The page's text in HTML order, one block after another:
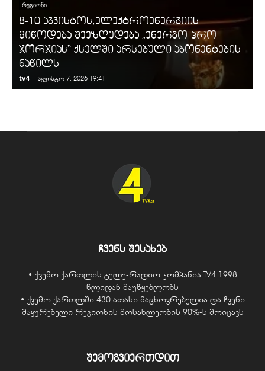
ᲠᲔᲒᲘᲝᲜᲘ
8-10 აგვისტოს,ელექტროენერგიის
მიწოდება შეეზღუდება „ენერგო-პრო
ჯორჯიას“ ქსელში არსებული აბონენტების
ნაწილს
tv4 - აგვისტო 7, 2026 19:41
ჩვენს შესახებ
• ქვემო ქართლის ტელე-რადიო კომპანია TV4 1998
წლიდან მაუწყებლობს
• ქვემო ქართლში 430 ათასი მაცხოვრებელია და ჩვენი
მაყურებელი რეგიონის მოსახლეობის 90%-ს მოიცავს
შემოგვიერთდით